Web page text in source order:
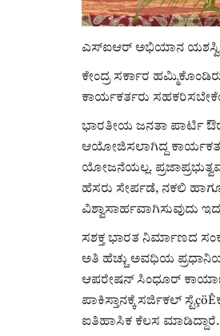
ಎಸ್‌ಐಆರ್ ಅಭಿಯಾನ
ಕೇಂದ್ರ ಸರ್ಕಾರ
ಕಾರ್ಯಕರ್ತರು
ಭಾರತೀಯ ಜನತಾ ಪಾರ್ಟಿ
ಆಯೋಜಿಸಲಾಗಿದ್ದ
ಯೋಜನೆಯಲ್ಲ.
ಹೆಸರು ಸೇರ್ಪಡೆ, ನಕಲಿ
ವಿಶ್ವಾಸಾರ್ಹವಾಗಿಸುವುದು
ಸಶಕ್ತ ಭಾರತ ನಿರ್ಮಾಣದ
ಅತಿ ಹೆಚ್ಚು ಅವಧಿಯ
ಆಪರೇಷನ್ ಸಿಂಧೂರ್
ಪಾಕಿಸ್ತಾನಕ್ಕೆ ಸರ್ಜಿಕಲ್
ಐತಿಹಾಸಿಕ ಕೆಲಸ